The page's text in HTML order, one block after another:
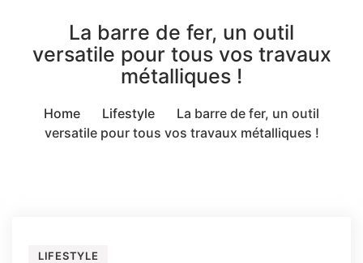
La barre de fer, un outil
versatile pour tous vos travaux
métalliques !
Home Lifestyle
La barre de fer, un outil
versatile pour tous vos travaux métalliques !
LIFESTYLE